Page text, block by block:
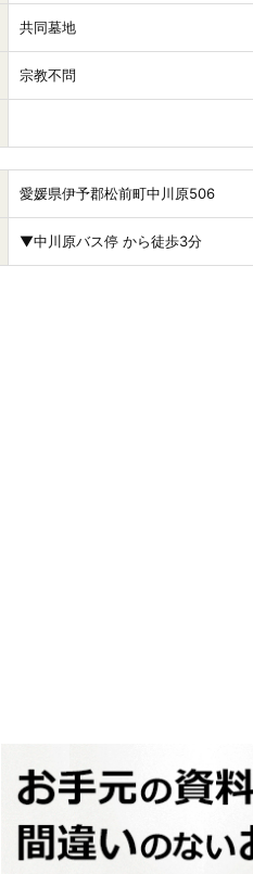
共同墓地
宗教不問
愛媛県伊予郡松前町中川原506
▼中川原バス停 から徒歩3分